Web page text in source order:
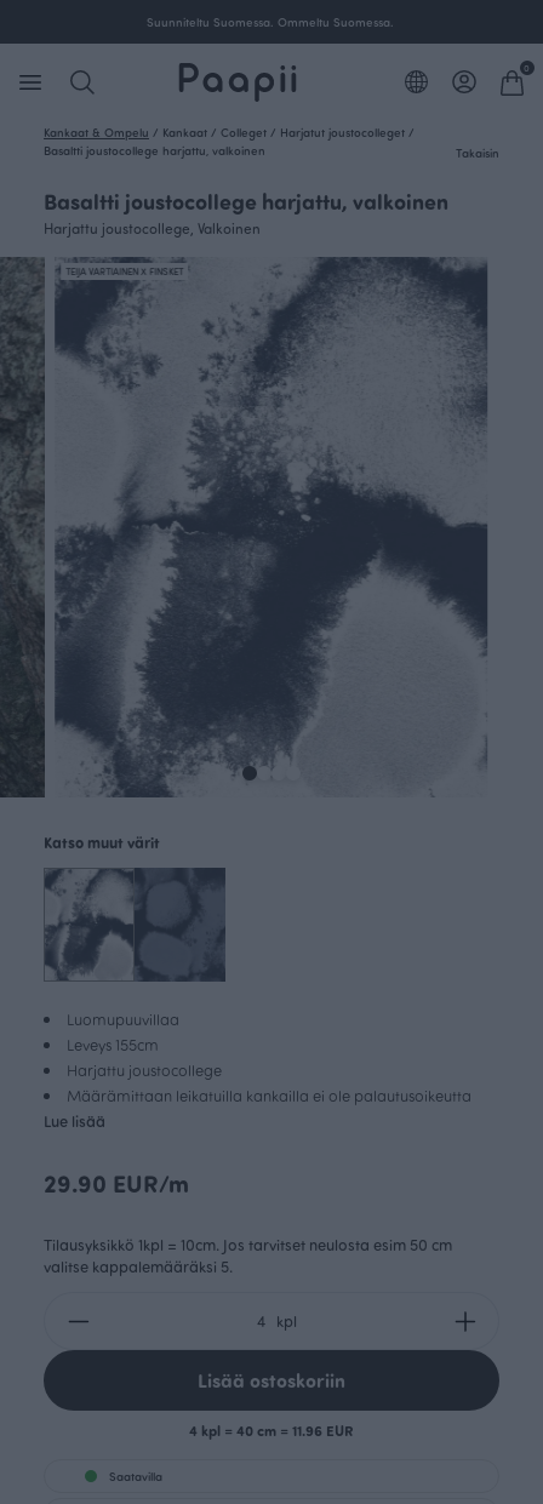
Suunniteltu Suomessa. Ommeltu Suomessa.
0
Kankaat & Ompelu / Kankaat / Colleget / Harjatut joustocolleget /
Basaltti joustocollege harjattu, valkoinen
Takaisin
Basaltti joustocollege harjattu, valkoinen
Harjattu joustocollege, Valkoinen
TEIJA VARTIAINEN X FINSKET
Luomupuuvillaa
Leveys 155cm
Harjattu joustocollege
Määrämittaan leikatuilla kankailla ei ole palautusoikeutta
Lue lisää
Katso muut värit
29.90 EUR/m
Tilausyksikkö 1kpl = 10cm. Jos tarvitset neulosta esim 50 cm
valitse kappalemääräksi 5.
kpl
Lisää ostoskoriin
4 kpl = 40 cm = 11.96 EUR
Saatavilla